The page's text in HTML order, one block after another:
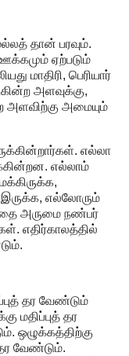
தான் பரவும்.
ஏற்படும்
மாதிரி, பெரியார்
அளவுக்கு,
அமையும்
எல்லா
எல்லாம்
எல்லோரும்
அருமை நண்பர்
எதிர்காலத்தில்
தர வேண்டும்
மதிப்புத் தர
ஒழுக்கத்திற்கு
தர வேண்டும்.